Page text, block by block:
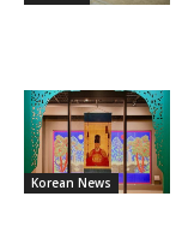
Korean News